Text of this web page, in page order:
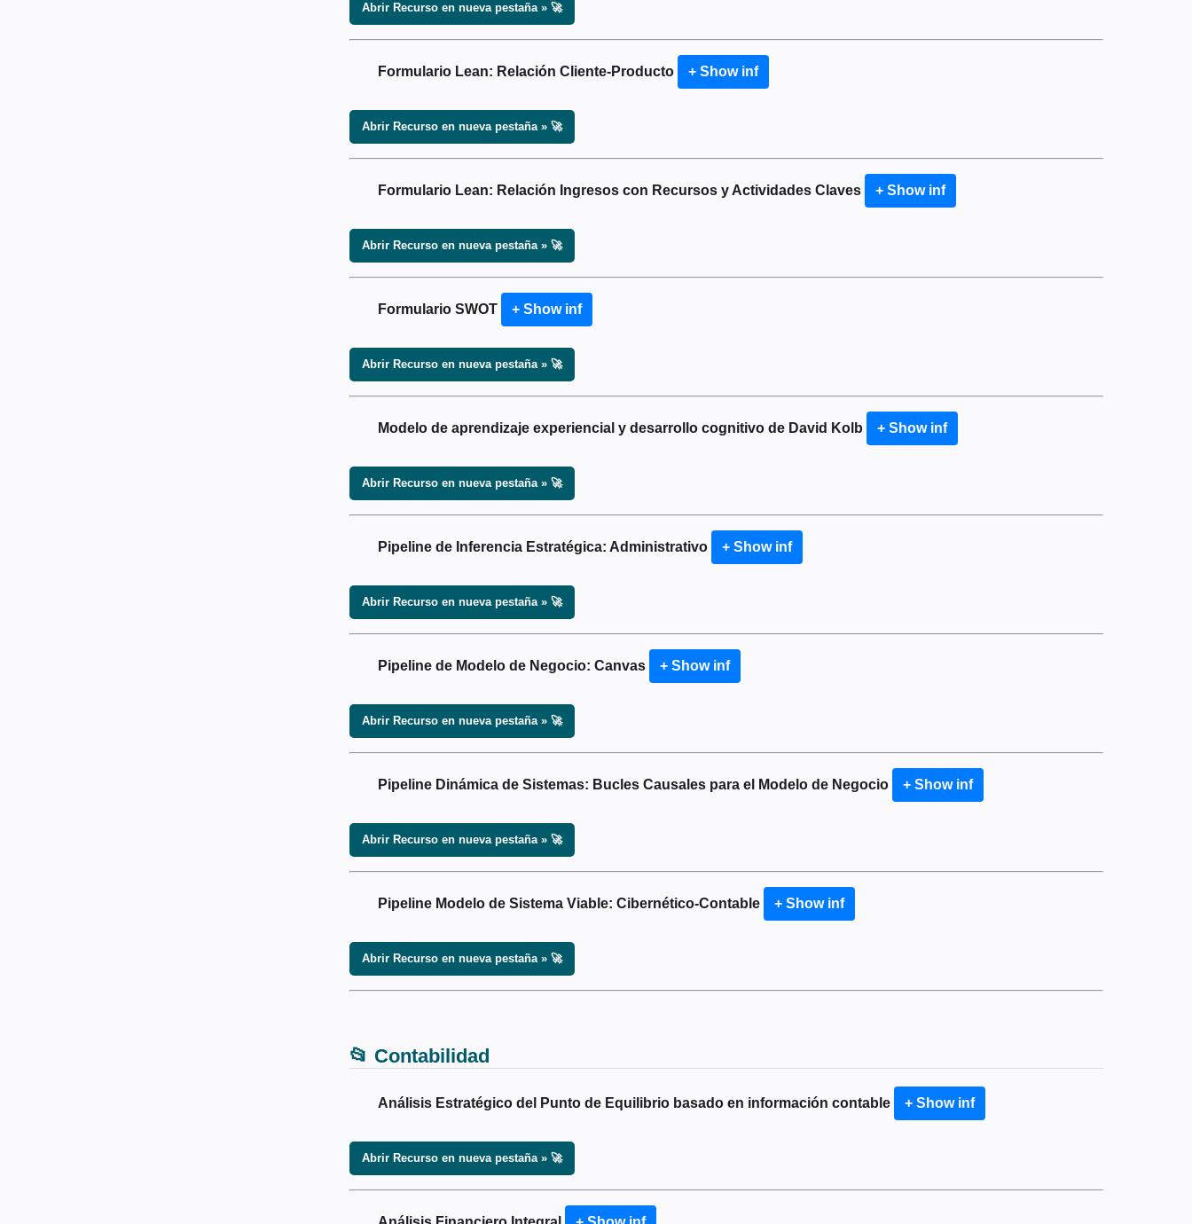
Abrir Recurso en nueva pestaña » 🚀
Formulario Lean: Relación Cliente-Producto + Show inf
Abrir Recurso en nueva pestaña » 🚀
Formulario Lean: Relación Ingresos con Recursos y Actividades Claves + Show inf
Abrir Recurso en nueva pestaña » 🚀
Formulario SWOT + Show inf
Abrir Recurso en nueva pestaña » 🚀
Modelo de aprendizaje experiencial y desarrollo cognitivo de David Kolb + Show inf
Abrir Recurso en nueva pestaña » 🚀
Pipeline de Inferencia Estratégica: Administrativo + Show inf
Abrir Recurso en nueva pestaña » 🚀
Pipeline de Modelo de Negocio: Canvas + Show inf
Abrir Recurso en nueva pestaña » 🚀
Pipeline Dinámica de Sistemas: Bucles Causales para el Modelo de Negocio + Show inf
Abrir Recurso en nueva pestaña » 🚀
Pipeline Modelo de Sistema Viable: Cibernético-Contable + Show inf
Abrir Recurso en nueva pestaña » 🚀
📂 Contabilidad
Análisis Estratégico del Punto de Equilibrio basado en información contable + Show inf
Abrir Recurso en nueva pestaña » 🚀